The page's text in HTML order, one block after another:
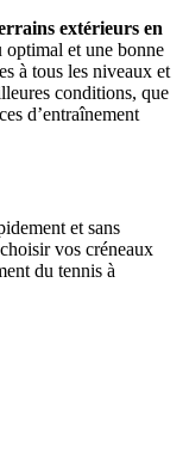
extérieurs en
et une bonne
à tous les niveaux et
conditions, que
d’entraînement
et sans
vos créneaux
du tennis à